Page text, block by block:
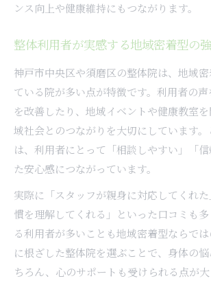
ンス向上や健康維持にもつながります。
整体利用者が実感する地域密着型の
神戸市中央区や須磨区の整体院は、地域
ている院が多い点が特徴です。利用者の
を改善したり、地域イベントや健康教室
域社会とのつながりを大切にしています
は、利用者にとって「相談しやすい」「
た安心感につながっています。
実際に「スタッフが親身に対応してくれ
慣を理解してくれる」といった口コミも
る利用者が多いことも地域密着型ならで
に根ざした整体院を選ぶことで、身体の
ちろん、心のサポートも受けられる点が